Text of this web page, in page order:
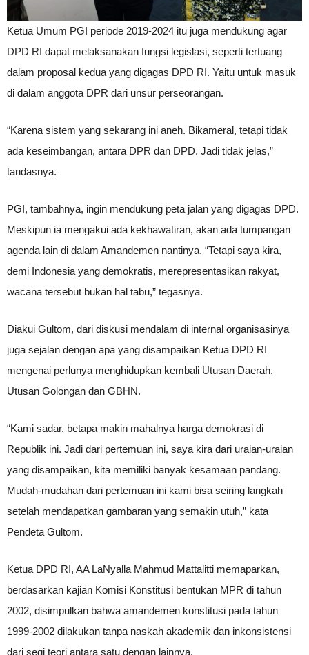
Ketua Umum PGI periode 2019-2024 itu juga mendukung agar
DPD RI dapat melaksanakan fungsi legislasi, seperti tertuang
dalam proposal kedua yang digagas DPD RI. Yaitu untuk masuk
di dalam anggota DPR dari unsur perseorangan.
“Karena sistem yang sekarang ini aneh. Bikameral, tetapi tidak
ada keseimbangan, antara DPR dan DPD. Jadi tidak jelas,”
tandasnya.
PGI, tambahnya, ingin mendukung peta jalan yang digagas DPD.
Meskipun ia mengakui ada kekhawatiran, akan ada tumpangan
agenda lain di dalam Amandemen nantinya. “Tetapi saya kira,
demi Indonesia yang demokratis, merepresentasikan rakyat,
wacana tersebut bukan hal tabu,” tegasnya.
Diakui Gultom, dari diskusi mendalam di internal organisasinya
juga sejalan dengan apa yang disampaikan Ketua DPD RI
mengenai perlunya menghidupkan kembali Utusan Daerah,
Utusan Golongan dan GBHN.
“Kami sadar, betapa makin mahalnya harga demokrasi di
Republik ini. Jadi dari pertemuan ini, saya kira dari uraian-uraian
yang disampaikan, kita memiliki banyak kesamaan pandang.
Mudah-mudahan dari pertemuan ini kami bisa seiring langkah
setelah mendapatkan gambaran yang semakin utuh,” kata
Pendeta Gultom.
Ketua DPD RI, AA LaNyalla Mahmud Mattalitti memaparkan,
berdasarkan kajian Komisi Konstitusi bentukan MPR di tahun
2002, disimpulkan bahwa amandemen konstitusi pada tahun
1999-2002 dilakukan tanpa naskah akademik dan inkonsistensi
dari segi teori antara satu dengan lainnya.